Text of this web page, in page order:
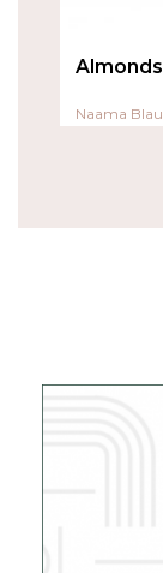
Naama Blau
Almonds